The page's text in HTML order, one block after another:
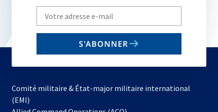
Write
your
email
S'ABONNER
Comité militaire & État-major militaire international
(EMI)